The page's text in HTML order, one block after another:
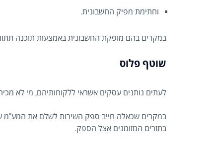
וחתימת מפיק החשבונית.
במקרים בהם מופקת החשבונית באמצעות תוכנה
שוטף פלוס
לעתים נותנים עסקים אשראי ללקוחותיהם, מי לא
במקרים שכאלה חייב ספק השירות לשלם את המע"מ
בתזרים המזומנים אצל הספק.